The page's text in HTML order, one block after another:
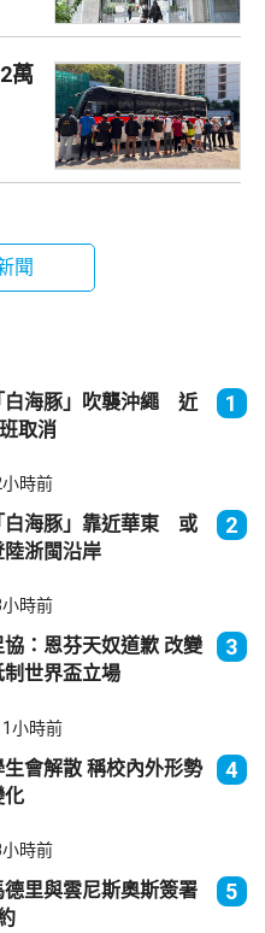
萬
聞
白海豚」吹襲沖繩 近
取消
1
時前
白海豚」靠近華東 或
陸浙閩沿岸
2
時前
協：恩芬天奴道歉 改變
世界盃立場
3
小時前
散 稱校內外形勢
化
4
時前
德里與雲尼斯奧斯簽署
5